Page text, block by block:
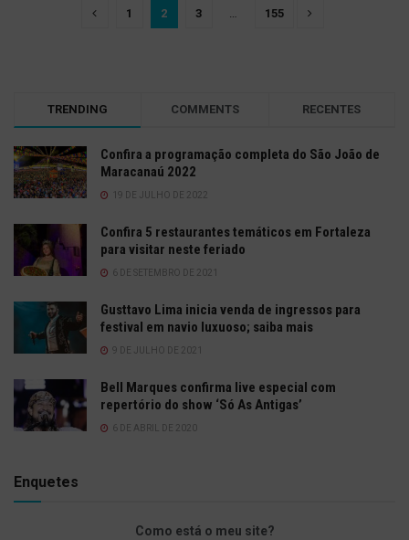
1 2 3 … 155
TRENDING COMMENTS RECENTES
Confira a programação completa do São João de
Maracanaú 2022
19 DE JULHO DE 2022
Confira 5 restaurantes temáticos em Fortaleza
para visitar neste feriado
6 DE SETEMBRO DE 2021
Gusttavo Lima inicia venda de ingressos para
festival em navio luxuoso; saiba mais
9 DE JULHO DE 2021
Bell Marques confirma live especial com
repertório do show ‘Só As Antigas’
6 DE ABRIL DE 2020
Enquetes
Como está o meu site?